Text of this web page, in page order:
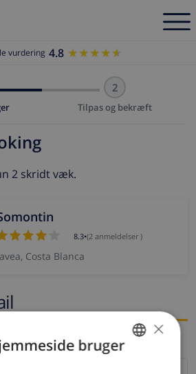
vurdering 4.8 ★★★★★
★★★★★
2
Tilpas og bekræft
2 skridt væk.
8.3•(2 anmeldelser )
Costa Blanca
×
bruger